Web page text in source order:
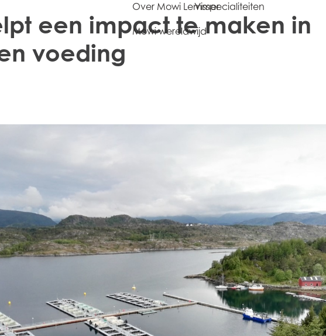
Over Mowi Lemmer
Mowi wereldwijd
Visspecialiteiten
een impact te maken in
voeding